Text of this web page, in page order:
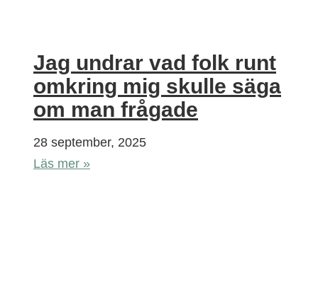
Jag undrar vad folk runt
omkring mig skulle säga
om man frågade
28 september, 2025
Läs mer »